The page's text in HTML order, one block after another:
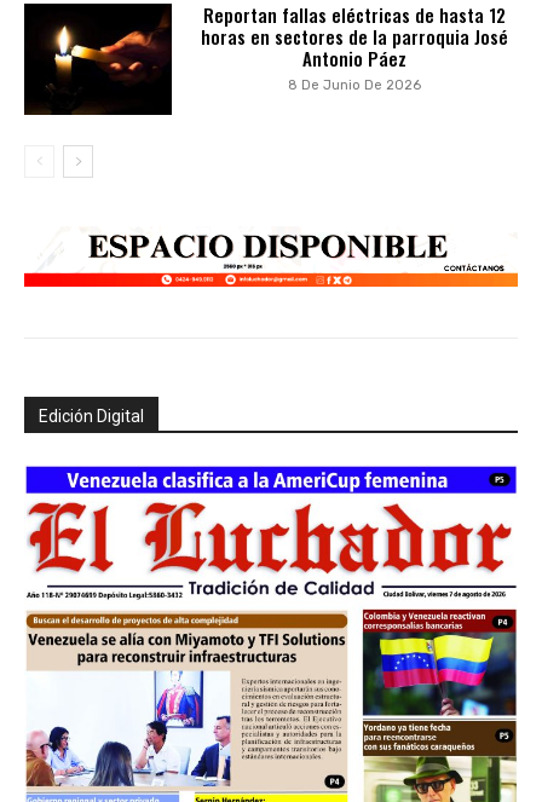
Reportan fallas eléctricas de hasta 12
horas en sectores de la parroquia José
Antonio Páez
8 De Junio De 2026
Edición Digital